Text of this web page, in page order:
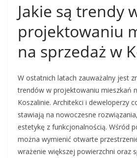
Jakie są trendy
projektowaniu
na sprzedaż w
W ostatnich latach zauważalny jest
trendów w projektowaniu mieszkań
Koszalinie. Architekci i deweloperzy
stawiają na nowoczesne
estetykę z funkcjonalnością. Wśród
można wymienić otwarte
wrażenie większej powierzchni oraz